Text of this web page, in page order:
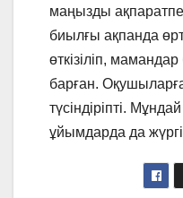
маңызды
биылғы ақпанда өрт
өткізіліп,
барған. Оқушыларға
түсіндіріпті.
ұйымдарда да